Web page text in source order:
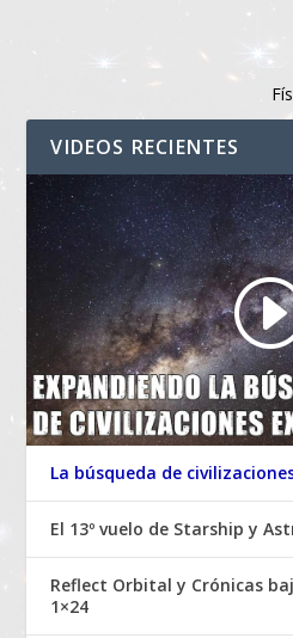
VIDEOS RECIENTES
La búsqueda de
El 13º vuelo de Starship y
Reflect Orbital y Crónicas
1×24